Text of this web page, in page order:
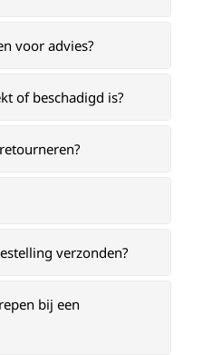
voor advies?
of beschadigd is?
verzonden?
bij een